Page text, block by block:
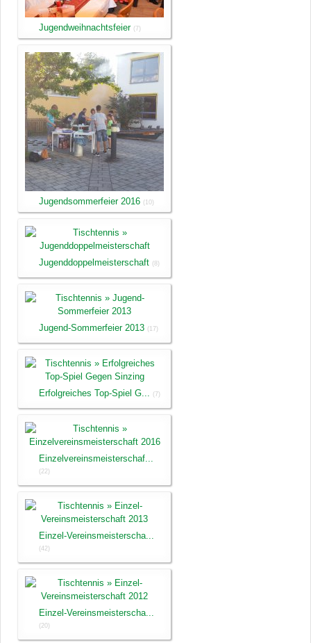
Jugendweihnachtsfeier (7)
Jugendsommerfeier 2016 (10)
Jugenddoppelmeisterschaft (8)
Jugend-Sommerfeier 2013 (17)
Erfolgreiches Top-Spiel G... (7)
Einzelvereinsmeisterschaf...
(22)
Einzel-Vereinsmeisterscha...
(42)
Einzel-Vereinsmeisterscha...
(20)